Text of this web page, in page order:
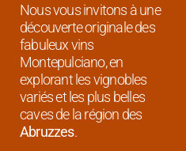
Nous vous invitons à une
découverte originale des
fabuleux vins
Montepulciano, en
explorant les vignobles
variés et les plus belles
caves de la région des
Abruzzes.